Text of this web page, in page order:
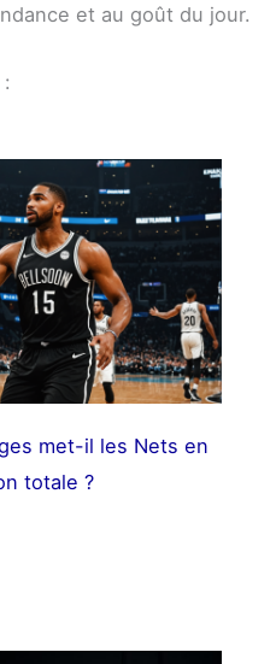
et au goût du jour.
:
met-il les Nets en
totale ?